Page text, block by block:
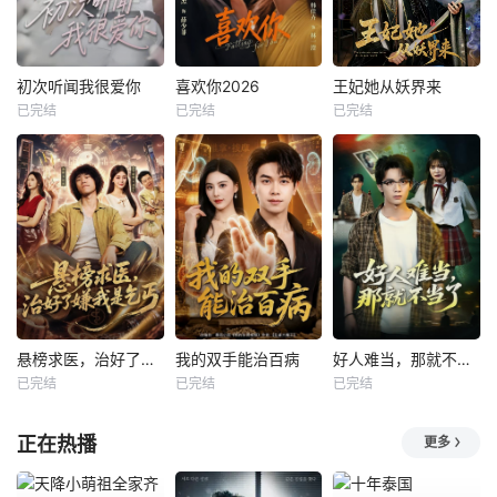
初次听闻我很爱你
已完结
喜欢你2026
已完结
王妃她从妖界来
已完结
悬榜求医，治好了嫌我是乞丐
已完结
我的双手能治百病
已完结
好人难当，那就不当了
已完结
正在热播 更多